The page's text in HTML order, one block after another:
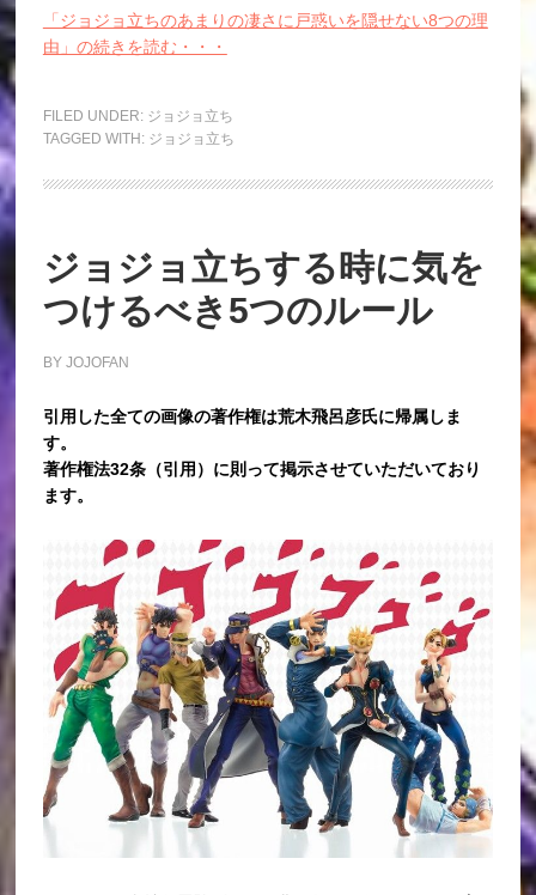
「ジョジョ立ちのあまりの凄さに戸惑いを隠せない8つの理
由」の続きを読む・・・
FILED UNDER: ジョジョ立ち
TAGGED WITH: ジョジョ立ち
ジョジョ立ちする時に気を
つけるべき5つのルール
BY JOJOFAN
引用した全ての画像の著作権は荒木飛呂彦氏に帰属しま
す。
著作権法32条（引用）に則って掲示させていただいており
ます。